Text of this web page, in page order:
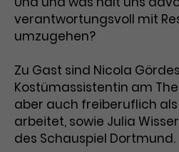
Name
Anbieter Google Analytics
Laufzeit 1 Tag
Dieses Cookie
Analytics
Zweck
speichern.
Name _gcl_aw
verantwortungsvoll mit
umzugehen?
Zu Gast sind Nicola
Kostümassistentin am
aber auch freiberuflich als
arbeitet, sowie Julia
des Schauspiel Dortmund.